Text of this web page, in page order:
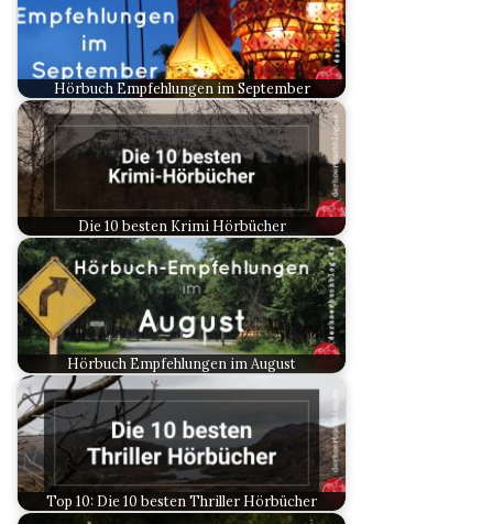
Hörbuch Empfehlungen im September
Die 10 besten Krimi Hörbücher
Hörbuch Empfehlungen im August
Top 10: Die 10 besten Thriller Hörbücher